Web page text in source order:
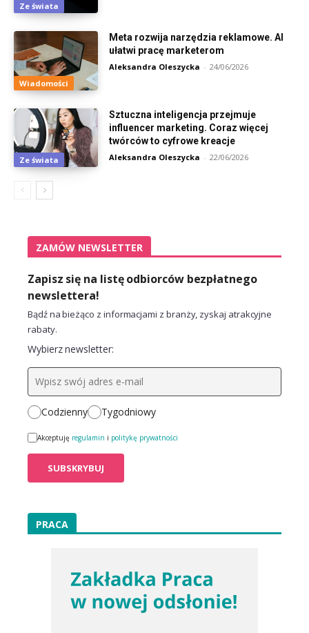
Ze świata
Wiadomości
Meta rozwija narzędzia reklamowe. AI
ułatwi pracę marketerom
Aleksandra Oleszycka - 24/06/2026
Ze świata
Sztuczna inteligencja przejmuje
influencer marketing. Coraz więcej
twórców to cyfrowe kreacje
Aleksandra Oleszycka - 22/06/2026
ZAMÓW NEWSLETTER
Zapisz się na listę odbiorców bezpłatnego
newslettera!
Bądź na bieżąco z informacjami z branży, zyskaj atrakcyjne
rabaty.
Wybierz newsletter:
Codzienny Tygodniowy
Akceptuję regulamin i politykę prywatności
PRACA